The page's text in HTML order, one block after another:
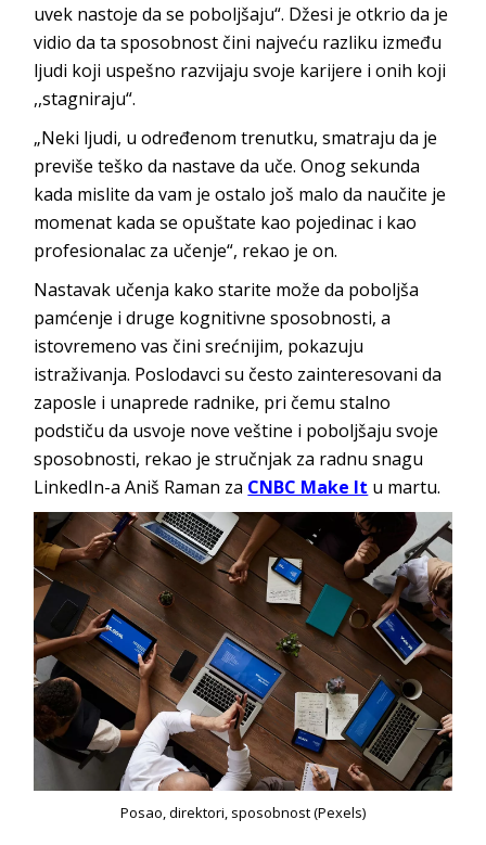
uvek nastoje da se poboljšaju“. Džesi je otkrio da je
vidio da ta sposobnost čini najveću razliku između
ljudi koji uspešno razvijaju svoje karijere i onih koji
,,stagniraju“.
„Neki ljudi, u određenom trenutku, smatraju da je
previše teško da nastave da uče. Onog sekunda
kada mislite da vam je ostalo još malo da naučite je
momenat kada se opuštate kao pojedinac i kao
profesionalac za učenje“, rekao je on.
Nastavak učenja kako starite može da poboljša
pamćenje i druge kognitivne sposobnosti, a
istovremeno vas čini srećnijim, pokazuju
istraživanja. Poslodavci su često zainteresovani da
zaposle i unaprede radnike, pri čemu stalno
podstiču da usvoje nove veštine i poboljšaju svoje
sposobnosti, rekao je stručnjak za radnu snagu
LinkedIn-a Aniš Raman za CNBC Make It u martu.
Posao, direktori, sposobnost (Pexels)